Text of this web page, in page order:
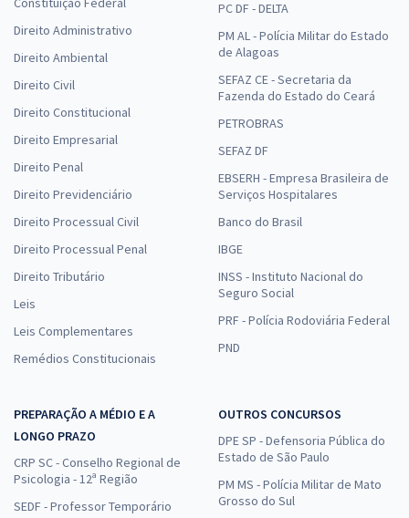
Direito Administrativo
Direito Ambiental
Direito Civil
Direito Constitucional
Direito Empresarial
Direito Penal
Direito Previdenciário
Direito Processual Civil
Direito Processual Penal
Direito Tributário
Leis
Leis Complementares
Remédios Constitucionais
PC DF - DELTA
PM AL - Polícia Militar do Estado
de Alagoas
SEFAZ CE - Secretaria da
Fazenda do Estado do Ceará
PETROBRAS
SEFAZ DF
EBSERH - Empresa Brasileira de
Serviços Hospitalares
Banco do Brasil
IBGE
INSS - Instituto Nacional do
Seguro Social
PRF - Polícia Rodoviária Federal
PND
PREPARAÇÃO A MÉDIO E A
LONGO PRAZO
CRP SC - Conselho Regional de
Psicologia - 12ª Região
SEDF - Professor Temporário
OUTROS CONCURSOS
DPE SP - Defensoria Pública do
Estado de São Paulo
PM MS - Polícia Militar de Mato
Grosso do Sul